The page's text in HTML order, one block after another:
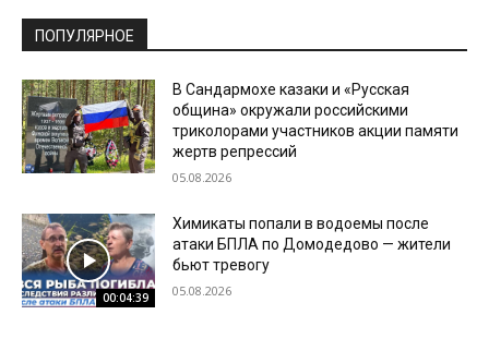
ПОПУЛЯРНОЕ
В Сандармохе казаки и «Русская
община» окружали российскими
триколорами участников акции памяти
жертв репрессий
05.08.2026
00:04:39
Химикаты попали в водоемы после
атаки БПЛА по Домодедово — жители
бьют тревогу
05.08.2026